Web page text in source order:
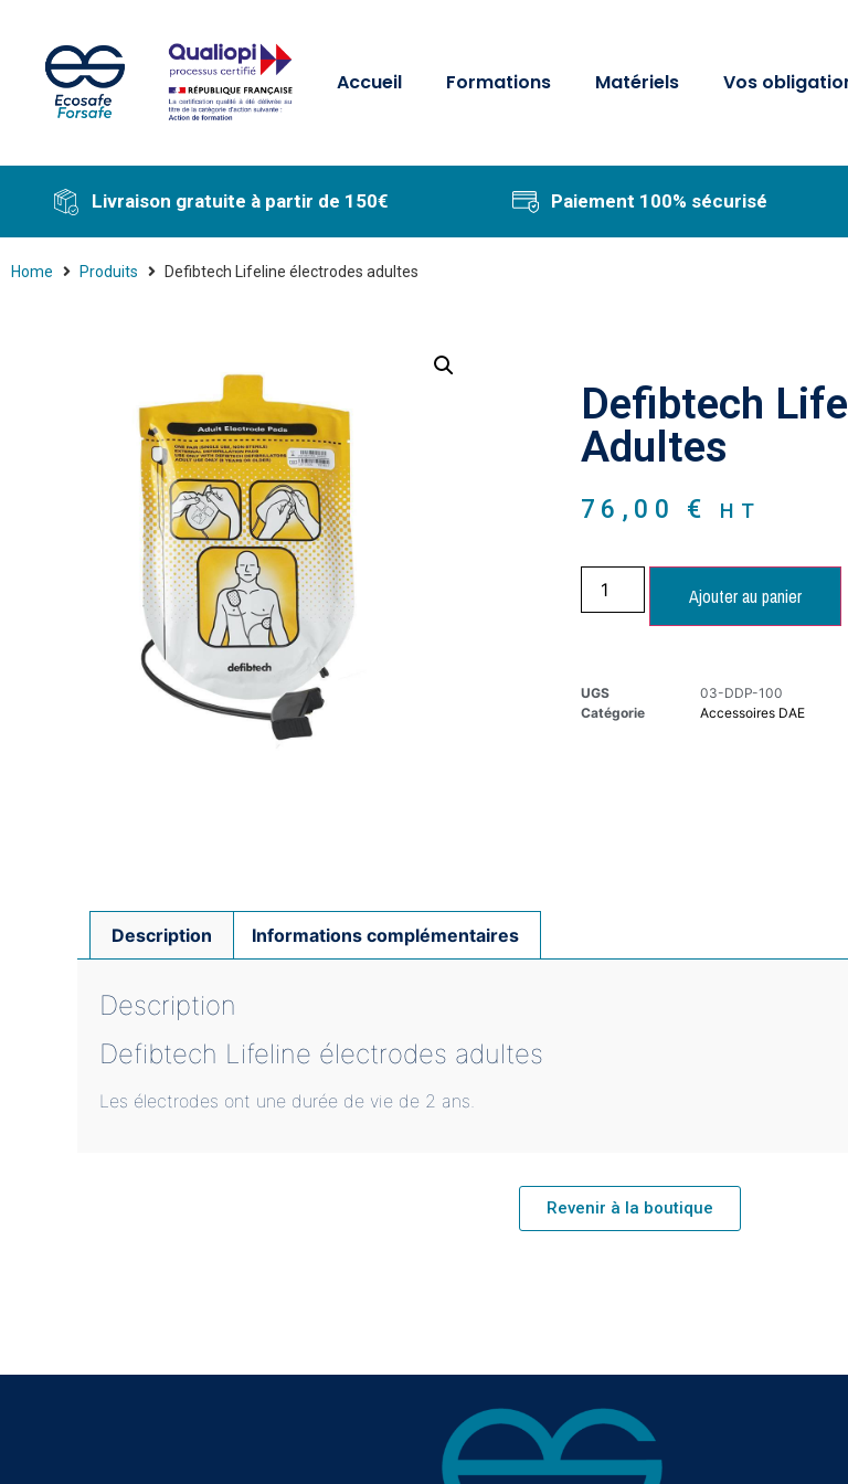
Accueil Formations Matériels Vos
Livraison gratuite à partir de 150€ Paiement 100% sécurisé
Home Produits Defibtech Lifeline électrodes adultes
Defibtech
Adultes
76,00 € HT
Ajouter au panier
UGS
03-DDP-100
Catégorie
Accessoires DAE
Description Informations complémentaires
Description
Defibtech Lifeline électrodes adultes
Les électrodes ont une durée de vie de 2 ans.
Revenir à la boutique